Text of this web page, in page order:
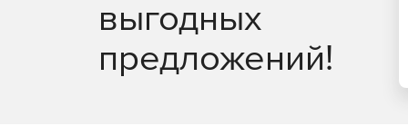
данных. Поддержка SMTP‑оповещений,
интеграция с внешними системами
Масштабируемость и отказоустойчивость.
тысяч источников, многопоточность,
выгодных
предложений!